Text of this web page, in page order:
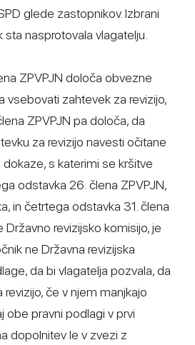
glede zastopnikov. Izbrani
sta nasprotovala vlagatelju.
ZPVPJN določa obvezne
vsebovati zahtevek za revizijo,
ZPVPJN pa določa, da
za revizijo navesti očitane
s katerimi se kršitve
odstavka 26. člena ZPVPJN,
in četrtega odstavka 31. člena
Državno revizijsko komisijo, je
ne Državna revizijska
da bi vlagatelja pozvala, da
če v njem manjkajo
obe pravni podlagi v prvi
dopolnitev le v zvezi z